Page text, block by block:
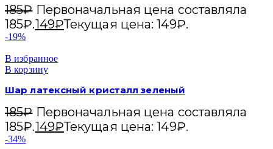
185₽ Первоначальная цена составляла
185₽.149₽Текущая цена: 149₽.
-19%
В избранное
В корзину
Шар латексный кристалл зеленый
185₽ Первоначальная цена составляла
185₽.149₽Текущая цена: 149₽.
-34%